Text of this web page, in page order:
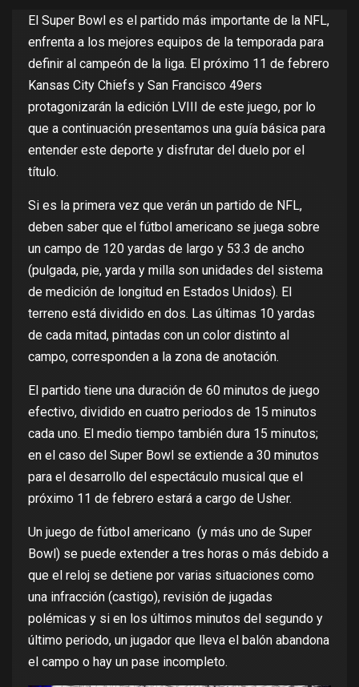
El Super Bowl es el partido más importante de la NFL,
enfrenta a los mejores equipos de la temporada para
definir al campeón de la liga. El próximo 11 de febrero
Kansas City Chiefs y San Francisco 49ers
protagonizarán la edición LVIII de este juego, por lo
que a continuación presentamos una guía básica para
entender este deporte y disfrutar del duelo por el
título.
Si es la primera vez que verán un partido de NFL,
deben saber que el fútbol americano se juega sobre
un campo de 120 yardas de largo y 53.3 de ancho
(pulgada, pie, yarda y milla son unidades del sistema
de medición de longitud en Estados Unidos). El
terreno está dividido en dos. Las últimas 10 yardas
de cada mitad, pintadas con un color distinto al
campo, corresponden a la zona de anotación.
El partido tiene una duración de 60 minutos de juego
efectivo, dividido en cuatro periodos de 15 minutos
cada uno. El medio tiempo también dura 15 minutos;
en el caso del Super Bowl se extiende a 30 minutos
para el desarrollo del espectáculo musical que el
próximo 11 de febrero estará a cargo de Usher.
Un juego de fútbol americano (y más uno de Super
Bowl) se puede extender a tres horas o más debido a
que el reloj se detiene por varias situaciones como
una infracción (castigo), revisión de jugadas
polémicas y si en los últimos minutos del segundo y
último periodo, un jugador que lleva el balón abandona
el campo o hay un pase incompleto.